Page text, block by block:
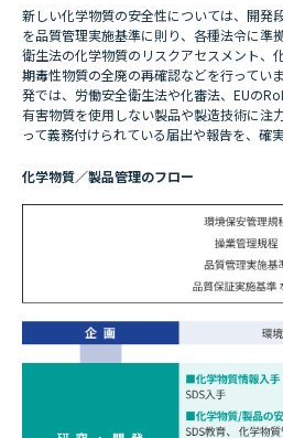
新しい化学物質の安全性については、開発
を品質管理実施基準に則り、各種法令に準
衛生法の化学物質のリスクアセスメント、
期毒性物質の全廃の再確認などを行ってい
発では、労働安全衛生法や化審法、EUの
有害物質を使用しない製品や製造技術に注
って義務付けられている届出や報告を、確
化学物質／製品管理のフロー